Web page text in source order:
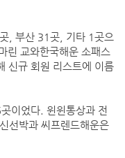
, 부산 31곳, 기타 1곳으
린 교와한국해운 소패스
신규 회원 리스트에 이름
이었다. 윈윈통상과 전
선박과 씨프렌드해운은